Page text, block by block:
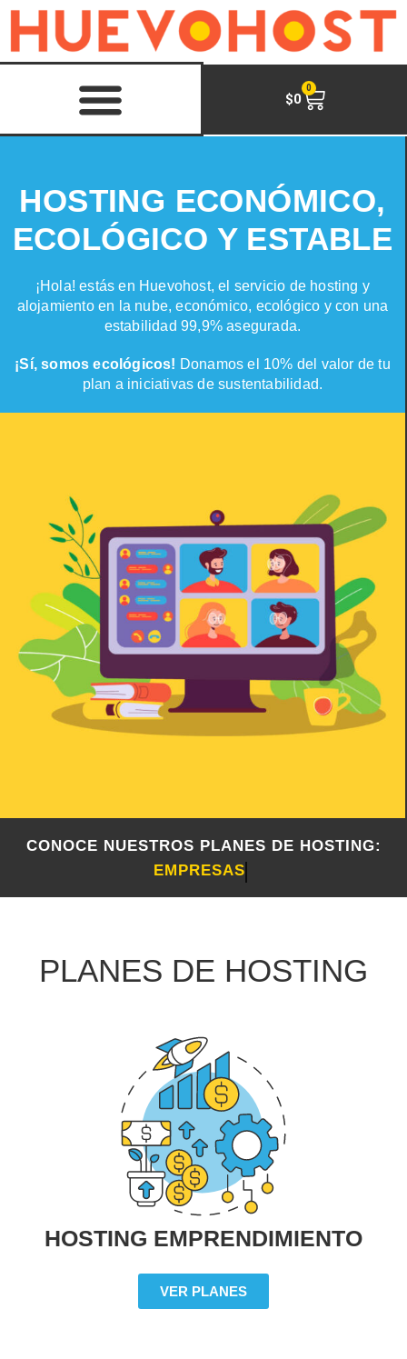
$0
0
HOSTING ECONÓMICO,
ECOLÓGICO Y ESTABLE
¡Hola! estás en Huevohost, el servicio de hosting y
alojamiento en la nube, económico, ecológico y con una
estabilidad 99,9% asegurada.
¡Sí, somos ecológicos! Donamos el 10% del valor de tu
plan a iniciativas de sustentabilidad.
CONOCE NUESTROS PLANES DE HOSTING:
EMPRESAS
PLANES DE HOSTING
HOSTING EMPRENDIMIENTO
VER PLANES